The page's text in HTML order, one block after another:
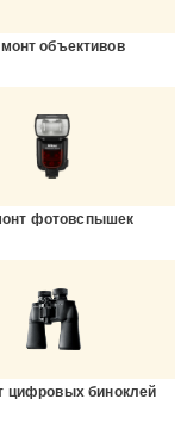
объективов
фотовспышек
цифровых биноклей